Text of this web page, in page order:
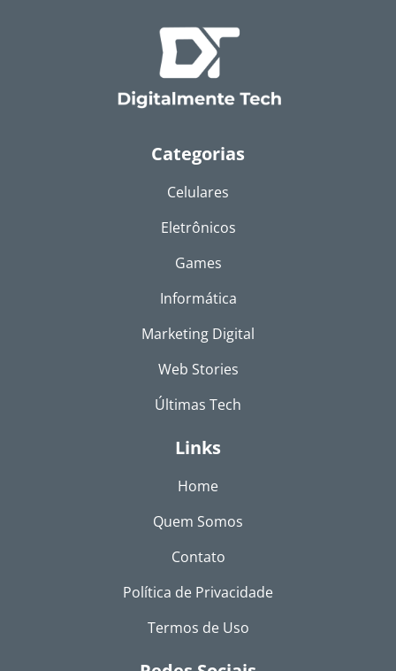
Categorias
Celulares
Eletrônicos
Games
Informática
Marketing Digital
Web Stories
Últimas Tech
Links
Home
Quem Somos
Contato
Política de Privacidade
Termos de Uso